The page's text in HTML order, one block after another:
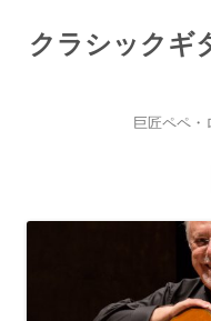
テ
ン
クラシックギ
巨匠ペペ・